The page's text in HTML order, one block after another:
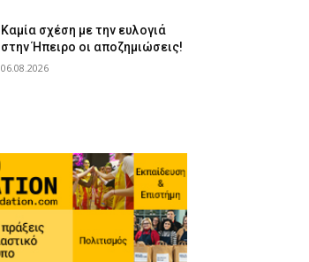
Καμία σχέση με την ευλογιά
στην Ήπειρο οι αποζημιώσεις!
06.08.2026